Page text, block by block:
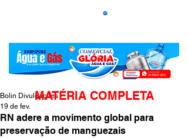
RN adere a movimento global para
preservação de manguezais
Bolin Divulgações
19 de fev.
MATÉRIA COMPLETA